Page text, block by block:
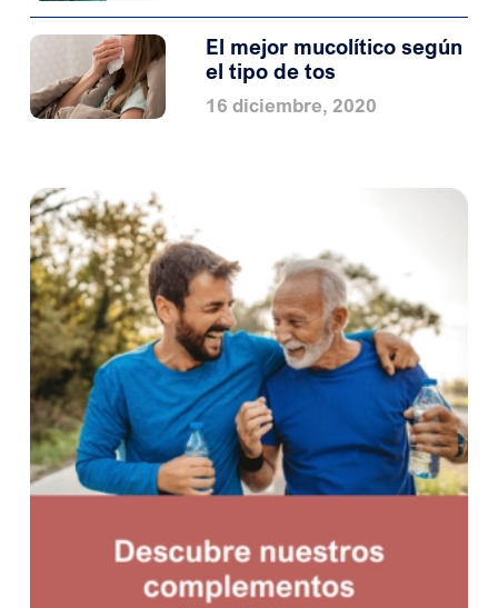
El mejor mucolítico según
el tipo de tos
16 diciembre, 2020